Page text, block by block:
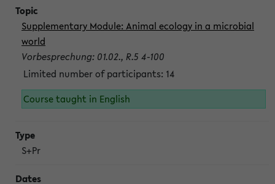
Supplementary Module: Animal ecology in a microbial
world
Vorbesprechung: 01.02., R.5 4-100
Limited number of participants: 14
Course taught in English
S+Pr